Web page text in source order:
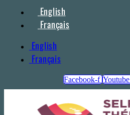
English
Français
English
Français
Facebook-f Youtube